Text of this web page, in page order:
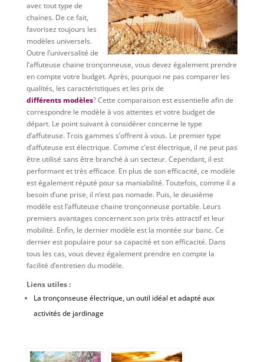
avec tout type de
chaines. De ce fait,
favorisez toujours les
modèles universels.
Outre l’universalité de
l’affuteuse chaine tronçonneuse, vous devez également prendre
en compte votre budget. Après, pourquoi ne pas comparer les
qualités, les caractéristiques et les prix de
différents modèles? Cette comparaison est essentielle afin de
correspondre le modèle à vos attentes et votre budget de
départ. Le point suivant à considérer concerne le type
d’affuteuse. Trois gammes s’offrent à vous. Le premier type
d’affuteuse est électrique. Comme c’est électrique, il ne peut pas
être utilisé sans être branché à un secteur. Cependant, il est
performant et très efficace. En plus de son efficacité, ce modèle
est également réputé pour sa maniabilité. Toutefois, comme il a
besoin d’une prise, il n’est pas nomade. Puis, le deuxième
modèle est l’affuteuse chaine tronçonneuse portable. Leurs
premiers avantages concernent son prix très attractif et leur
mobilité. Enfin, le dernier modèle est la montée sur banc. Ce
dernier est populaire pour sa capacité et son efficacité. Dans
tous les cas, vous devez également prendre en compte la
facilité d’entretien du modèle.
Liens utiles :
La tronçonseuse électrique, un outil idéal et adapté aux
activités de jardinage